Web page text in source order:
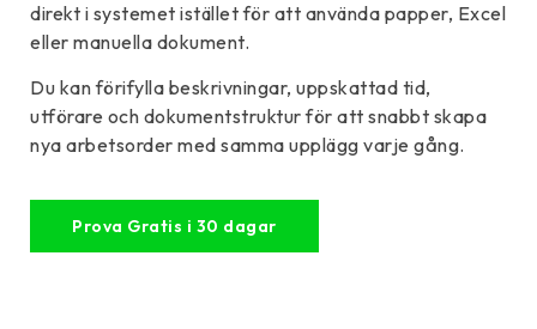
direkt i systemet istället för att använda papper, Excel
eller manuella dokument.
Du kan förifylla beskrivningar, uppskattad tid,
utförare och dokumentstruktur för att snabbt skapa
nya arbetsorder med samma upplägg varje gång.
Prova Gratis i 30 dagar